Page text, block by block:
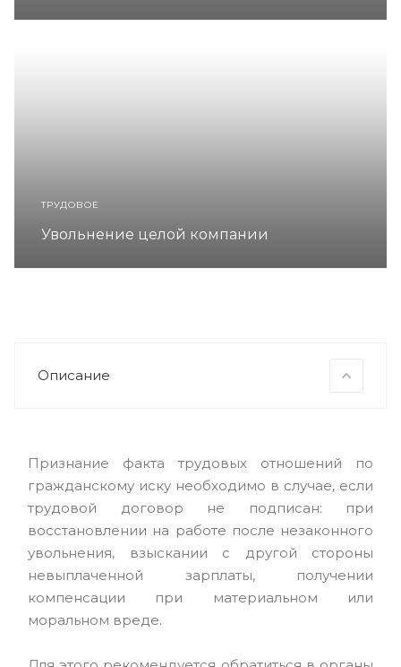
ТРУДОВОЕ
Увольнение целой компании
Описание
Признание факта трудовых отношений по
гражданскому иску необходимо в случае, если
трудовой договор не подписан: при
восстановлении на работе после незаконного
увольнения, взыскании с другой стороны
невыплаченной зарплаты, получении
компенсации при материальном или
моральном вреде.